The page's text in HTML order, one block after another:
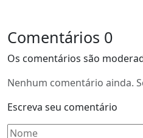
Comentários 0
Os comentários são
Nenhum comentário ainda.
Escreva seu comentário
Nome